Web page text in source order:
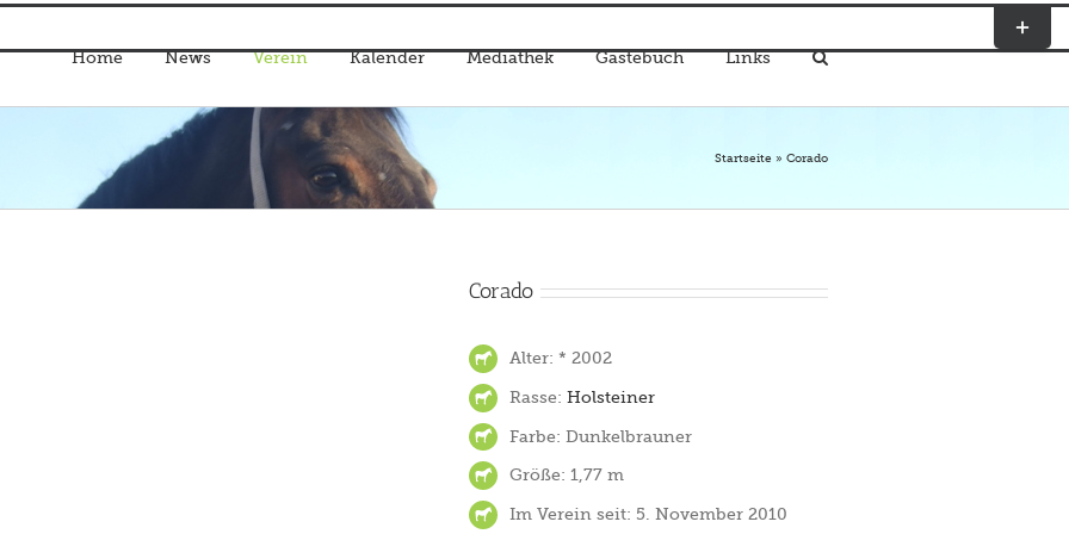
Home News Verein Kalender Mediathek Gästebuch Links
Startseite » Corado
Corado
Alter: * 2002
Rasse: Holsteiner
Farbe: Dunkelbrauner
Größe: 1,77 m
Im Verein seit: 5. November 2010
Toggle
Sliding